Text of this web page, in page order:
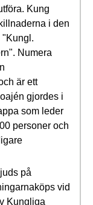
Kung
i den
"Kungl.
Numera
är ett
gjordes i
som leder
personer och
på
vid
Kungliga